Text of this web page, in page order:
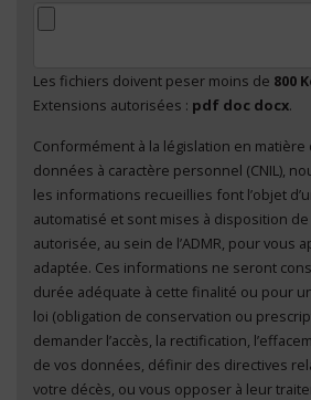
Les fichiers doivent peser moins de 800
Extensions autorisées : pdf doc docx.
En cliquant sur "Envoyer", je
de mes données à caractère
Conformément à la législation en
données à caractère personnel (CNIL),
les informations recueillies font l’objet
automatisé et sont mises à disposition de toute personne
autorisée, au sein de l’ADMR, pour vous
adaptée. Ces informations ne seront
durée adéquate à cette finalité ou pour
loi (obligation de conservation ou
demander l’accès, la rectification,
de vos données, définir des directives
votre décès, ou vous opposer à leur